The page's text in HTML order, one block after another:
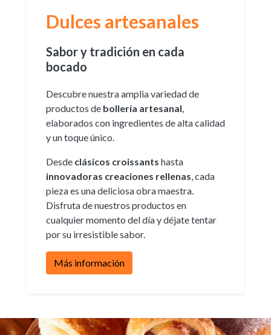
Dulces artesanales
Sabor y tradición en cada
bocado
Descubre nuestra amplia variedad de
productos de bollería artesanal,
elaborados con ingredientes de alta calidad
y un toque único.
Desde clásicos croissants hasta
innovadoras creaciones rellenas, cada
pieza es una deliciosa obra maestra.
Disfruta de nuestros productos en
cualquier momento del día y déjate tentar
por su irresistible sabor.
Más información